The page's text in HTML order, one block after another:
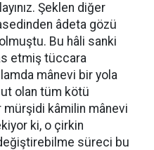
Şeklen diğer
âdeta gözü
Bu hâli sanki
etmiş tüccara
mânevi bir yola
olan tüm kötü
mürşidi kâmilin mânevi
ki, o çirkin
değiştirebilme süreci bu